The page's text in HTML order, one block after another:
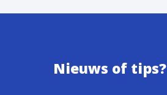
Nieuws of tips?